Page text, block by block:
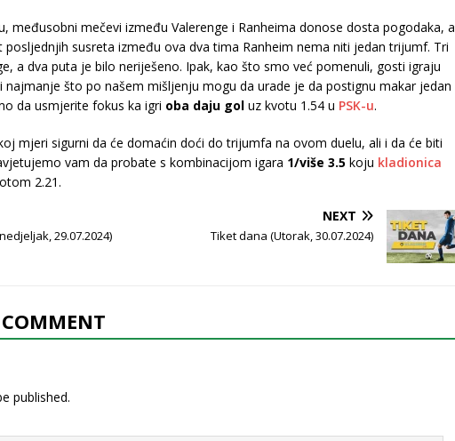
međusobni mečevi između Valerenge i Ranheima donose dosta pogodaka, a
susreta između ova dva tima Ranheim nema niti jedan trijumf. Tri
a dva puta je bilo neriješeno. Ipak, kao što smo već pomenuli, gosti igraju
što po našem mišljenju mogu da urade je da postignu makar jedan
da usmjerite fokus ka igri oba daju gol uz kvotu 1.54 u PSK-u.
mjeri sigurni da će domaćin doći do trijumfa na ovom duelu, ali i da će biti
vam da probate s kombinacijom igara 1/više 3.5 koju kladionica
2.21.
29.07.2024)
NEXT
Tiket dana (Utorak, 30.07.2024)
published.